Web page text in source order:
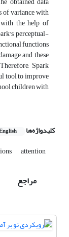
of variance with
the help of
perceptual-
functions
and these
Spark
tool to improve
children with
کلیدواژه‌ها
attention
مراجع